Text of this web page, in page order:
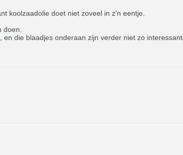
koolzaadolie doet niet zoveel in z'n eentje.
die blaadjes onderaan zijn verder niet zo interessant.